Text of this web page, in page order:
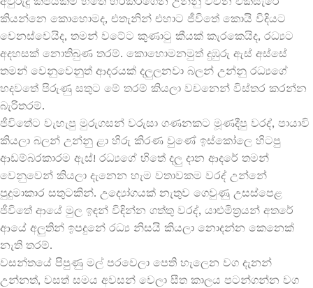
කියන්නෙ කොහොමද, එතැනින් එහාට ජීවිතේ කොයි විදියට
වෙනස්වෙයිද, තමන් වටේට කුණාටු කීයක් කැරකෙයිද, රධ්‍යට
අදහසක් නොතිබුණ තරම්. කොහොමනමුත් දුඹුරු ඇස් අස්සේ
තමන් වෙනුවෙනුත් ආදරයක් දලුලනවා බලන් උන්නු රධ්‍යගේ
හදවතේ පිරුණු සතුට මේ තරම් කියලා වචනෙන් විස්තර කරන්න
බැරිතරම්.
ජීවිතේට වැහැපු මුරුගසන් වරුසා ගණනකට මූණදීපු වරද්, පායාවි
කියලා බලන් උන්නු ළා හිරු කිරණ වුණේ ඉස්කෝලෙ හිටපු
ආඩම්බරකාරම ඇස්! රධ්‍යගේ හිතේ දලු දාන ආදරේ තමන්
වෙනුවෙන් කියලා දැනෙන හැම වතාවකම වරද් උන්නේ
පුදුමාකාර සතුටකින්. උද්‍යෝගයක් නැතුව ගෙවුණු උසස්පෙළ
ජීවිතේ ආයේ මුල ඉඳන් විඳින්න ගත්තු වරද්, යාළුමිත්‍රයන් අතරේ
ආයේ අලු‍තින් ඉපදුනේ රධ්‍ය නිසයි කියලා නොදන්න කෙනෙක්
නැති තරම්.
වසන්තයේ පිපුණු මල් පරවෙලා පෙති හැලෙන වග දැනන්
උන්නත්, වසත් සමය අවසන් වෙලා සීත කාලය පටන්ගන්න වග